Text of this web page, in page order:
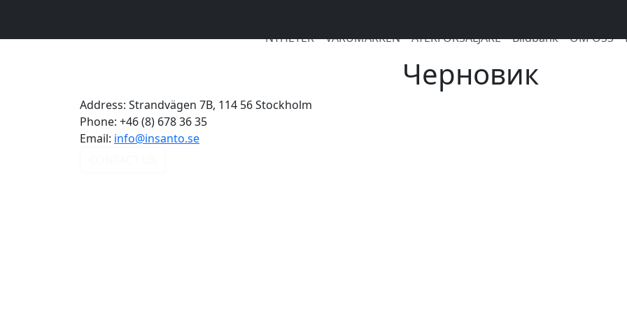
NYHETER
VARUMÄRKEN ÅTERFÖRSÄLJARE Bildbank OM OSS
Черновик
Address: Strandvägen 7B, 114 56 Stockholm
Phone: +46 (8) 678 36 35
Email: info@insanto.se